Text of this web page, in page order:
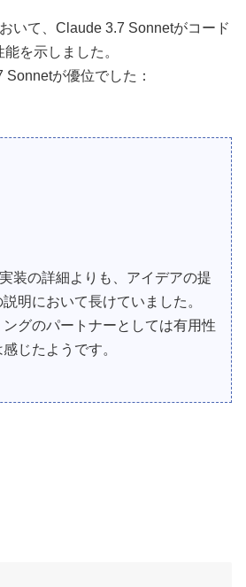
いて、Claude 3.7 Sonnetがコード
を示しました。
が優位でした：
装の詳細よりも、アイデアの提
明において長けていました。
グのパートナーとしては有用性
じたようです。